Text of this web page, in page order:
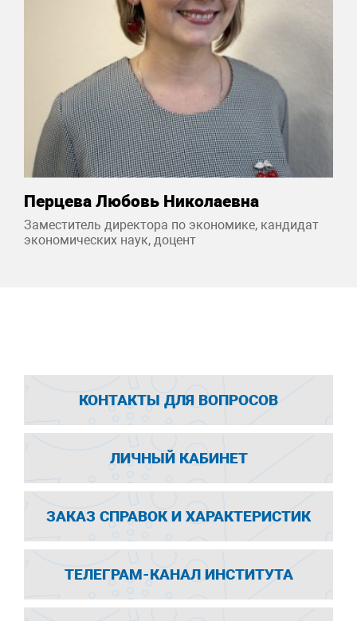
Перцева Любовь Николаевна
Заместитель директора по экономике, кандидат
экономических наук, доцент
КОНТАКТЫ ДЛЯ ВОПРОСОВ
ЛИЧНЫЙ КАБИНЕТ
ЗАКАЗ СПРАВОК И ХАРАКТЕРИСТИК
ТЕЛЕГРАМ-КАНАЛ ИНСТИТУТА